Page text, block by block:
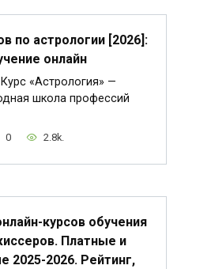
по астрологии [2026]:
онлайн
«Астрология» —
школа профессий
0 2.8k.
курсов обучения
Платные и
2025-2026. Рейтинг,